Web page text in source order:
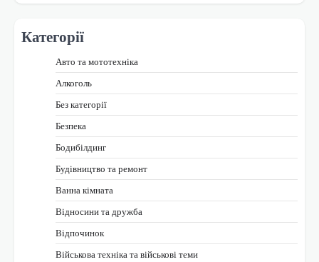
Категорії
Авто та мототехніка
Алкоголь
Без категорії
Безпека
Бодибілдинг
Будівництво та ремонт
Ванна кімната
Відносини та дружба
Відпочинок
Військова техніка та військові теми